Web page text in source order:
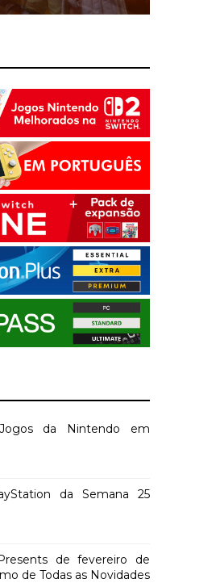
da Nintendo em
da Semana 25
de fevereiro de
de Todas as Novidades